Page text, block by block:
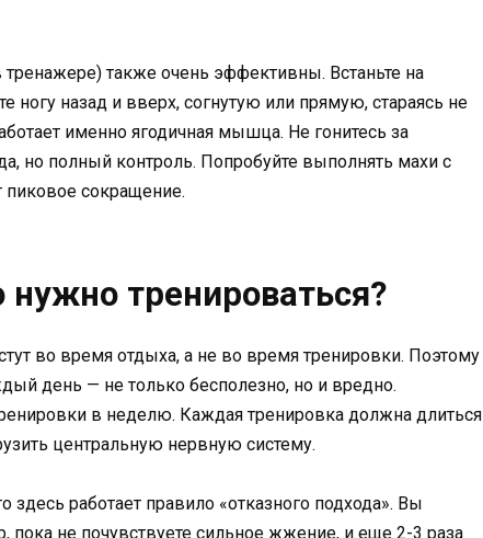
тренажере) также очень эффективны. Встаньте на
ногу назад и вверх, согнутую или прямую, стараясь не
именно ягодичная мышца. Не гонитесь за
но полный контроль. Попробуйте выполнять махи с
пиковое сокращение.
нужно тренироваться?
во время отдыха, а не во время тренировки. Поэтому
день — не только бесполезно, но и вредно.
в неделю. Каждая тренировка должна длиться
центральную нервную систему.
здесь работает правило «отказного подхода». Вы
пока не почувствуете сильное жжение, и еще 2-3 раза